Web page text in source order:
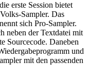
erste Session bietet
Sampler. Das
sich Pro-Sampler.
neben der Textdatei mit
Sourcecode. Daneben
und
mit den passenden